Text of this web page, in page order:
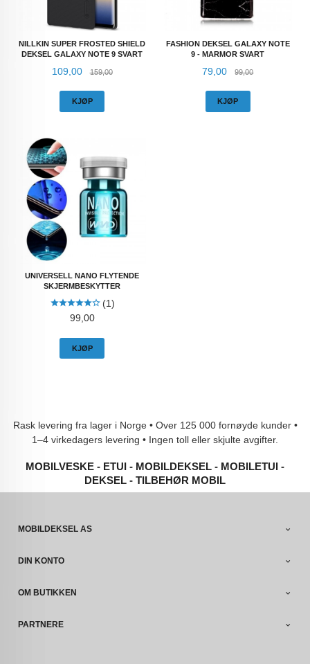
NILLKIN SUPER FROSTED SHIELD
DEKSEL GALAXY NOTE 9 SVART
Tilbud
109,00 159,00Rabatt
KJØP
FASHION DEKSEL GALAXY NOTE
9 - MARMOR SVART
Tilbud
79,00 99,00Rabatt
KJØP
UNIVERSELL NANO FLYTENDE
SKJERMBESKYTTER
(1)
Pris
99,00
KJØP
Rask levering fra lager i Norge • Over 125 000 fornøyde kunder •
1–4 virkedagers levering • Ingen toll eller skjulte avgifter.
MOBILVESKE - ETUI - MOBILDEKSEL - MOBILETUI -
DEKSEL - TILBEHØR MOBIL
MOBILDEKSEL AS
DIN KONTO
OM BUTIKKEN
PARTNERE